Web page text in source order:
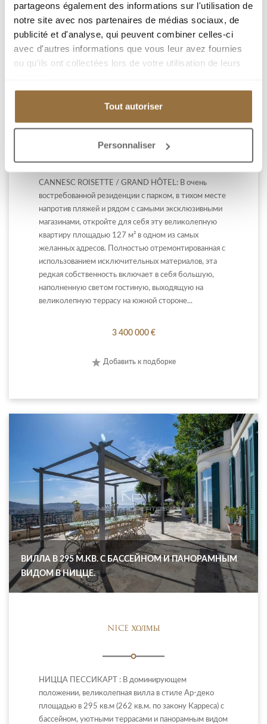
partageons également des informations sur l'utilisation de
notre site avec nos partenaires de médias sociaux, de
publicité et d'analyse, qui peuvent combiner celles-ci
avec d'autres informations que vous leur avez fournies
ou qu'ils ont collectées lors de votre utilisation de leurs
Tout autoriser
Personnaliser
КАННЫ КРУАЗЕТТ, ГРАНД ОТЕЛЬ, БОЛЬШИЕ 3-
КОМНАТНЫЕ АПАРТАМЕНТЫ С ТЕРРАСОЙ И ВИДОМ
CANNES КРУАЗЕТ
CANNESC ROISETTE / GRAND HÔTEL: В очень
востребованной резиденции с парком, в тихом месте
напротив пляжей и рядом с самыми эксклюзивными
магазинами, откройте для себя эту великолепную
квартиру площадью 127 м² в одном из самых
желанных адресов. Полностью отремонтированная с
использованием исключительных материалов, эта
редкая собственность включает в себя большую,
наполненную светом гостиную, выходящую на
великолепную террасу на южной стороне...
3 400 000 €
Добавить к подборке
ВИЛЛА В 295 М.КВ. С БАССЕЙНОМ И ПАНОРАМНЫМ
ВИДОМ В НИЦЦЕ.
NICE ХОЛМЫ
НИЦЦА ПЕССИКАРТ : В доминирующем
положении, великолепная вилла в стиле Ар-деко
площадью в 295 кв.м (262 кв.м. по закону Карреса) с
бассейном, уютными террасами и панорамным видом